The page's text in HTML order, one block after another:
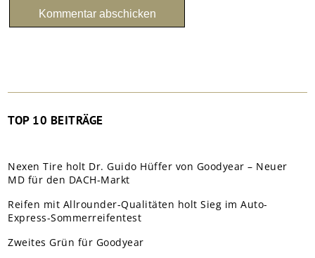
TOP 10 BEITRÄGE
Nexen Tire holt Dr. Guido Hüffer von Goodyear – Neuer
MD für den DACH-Markt
Reifen mit Allrounder-Qualitäten holt Sieg im Auto-
Express-Sommerreifentest
Zweites Grün für Goodyear